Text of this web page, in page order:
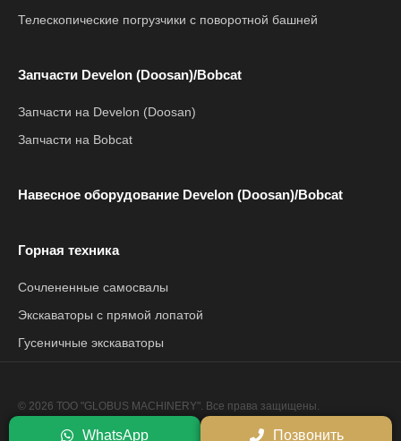
WhatsApp Позвонить
Телескопические погрузчики с поворотной башней
Запчасти Develon (Doosan)/Bobcat
Запчасти на Develon (Doosan)
Запчасти на Bobcat
Навесное оборудование Develon (Doosan)/Bobcat
Горная техника
Сочлененные самосвалы
Экскаваторы с прямой лопатой
Гусеничные экскаваторы
© 2026 ТОО "GLOBUS MACHINERY". Все права защищены.
Сайт разработан компанией